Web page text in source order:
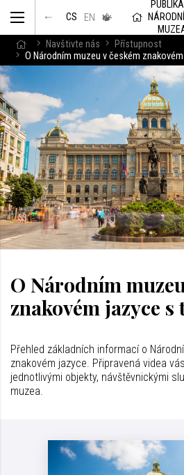
CS EN
v českém
jazyce
Navštivte nás
Přístupnost
O Národním muzeu v českém
O Národním
znakovém jazyce
Přehled základních informací o
znakovém jazyce. Připravená videa
jednotlivými objekty, návštěvnickými
muzea.